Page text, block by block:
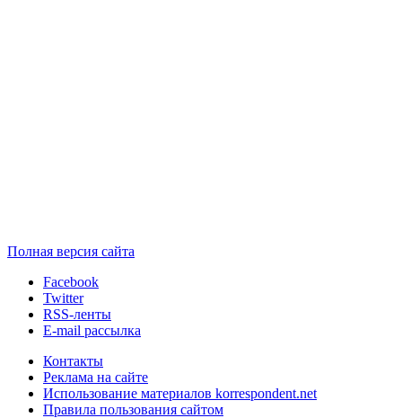
Полная версия сайта
Facebook
Twitter
RSS-ленты
E-mail рассылка
Контакты
Реклама на сайте
Использование материалов korrespondent.net
Правила пользования сайтом